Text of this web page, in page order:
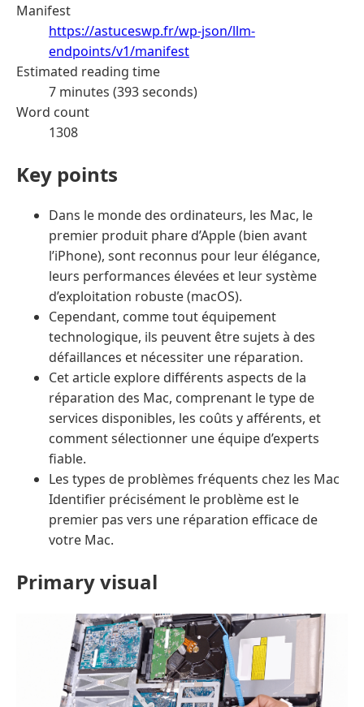
Manifest
https://astuceswp.fr/wp-json/llm-
endpoints/v1/manifest
Estimated reading time
7 minutes (393 seconds)
Word count
1308
Key points
Dans le monde des ordinateurs, les Mac, le
premier produit phare d’Apple (bien avant
l’iPhone), sont reconnus pour leur élégance,
leurs performances élevées et leur système
d’exploitation robuste (macOS).
Cependant, comme tout équipement
technologique, ils peuvent être sujets à des
défaillances et nécessiter une réparation.
Cet article explore différents aspects de la
réparation des Mac, comprenant le type de
services disponibles, les coûts y afférents, et
comment sélectionner une équipe d’experts
fiable.
Les types de problèmes fréquents chez les Mac
Identifier précisément le problème est le
premier pas vers une réparation efficace de
votre Mac.
Primary visual